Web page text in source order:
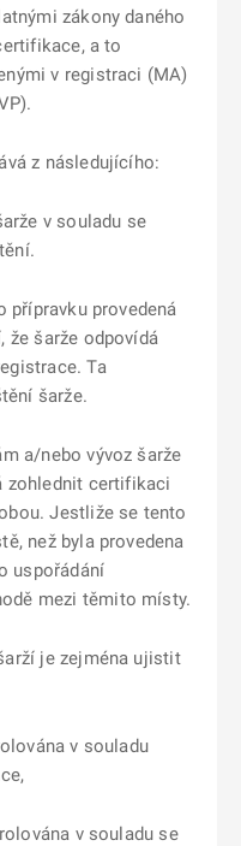
zákony daného
a to
v registraci (MA)
z následujícího:
v souladu se
přípravku provedená
že šarže odpovídá
Ta
šarže.
a/nebo vývoz šarže
zohlednit certifikaci
Jestliže se tento
než byla provedena
uspořádání
mezi těmito místy.
je zejména ujistit
v souladu
v souladu se